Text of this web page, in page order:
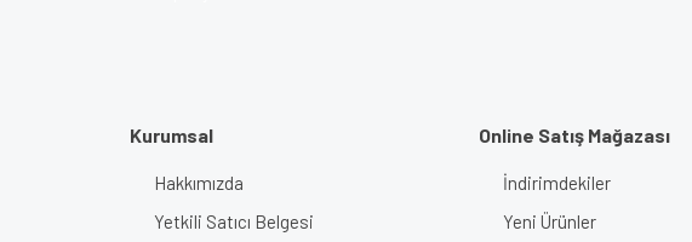
Kurumsal
Hakkımızda
Yetkili Satıcı Belgesi
Online Satış Mağazası
İndirimdekiler
Yeni Ürünler